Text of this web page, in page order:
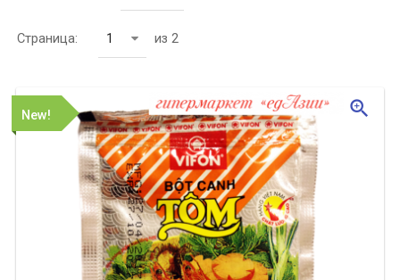
Страница: 1 из 2
New! zoom_in